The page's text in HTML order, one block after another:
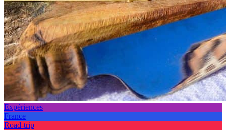
Expériences
France
Road-trip